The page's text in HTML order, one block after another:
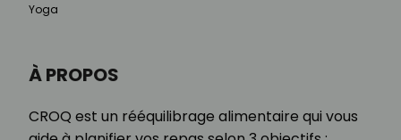
À PROPOS
CROQ est un rééquilibrage alimentaire qui vous
Yoga